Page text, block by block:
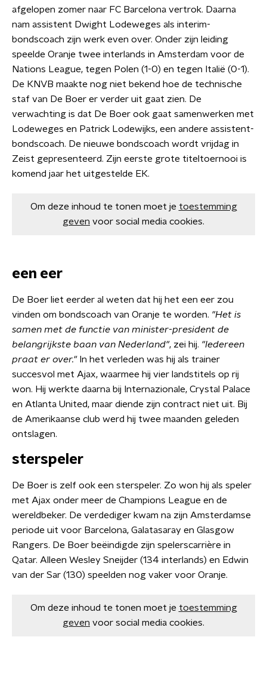
afgelopen zomer naar FC Barcelona vertrok. Daarna
nam assistent Dwight Lodeweges als interim-
bondscoach zijn werk even over. Onder zijn leiding
speelde Oranje twee interlands in Amsterdam voor de
Nations League, tegen Polen (1-0) en tegen Italië (0-1).
De KNVB maakte nog niet bekend hoe de technische
staf van De Boer er verder uit gaat zien. De
verwachting is dat De Boer ook gaat samenwerken met
Lodeweges en Patrick Lodewijks, een andere assistent-
bondscoach. De nieuwe bondscoach wordt vrijdag in
Zeist gepresenteerd. Zijn eerste grote titeltoernooi is
komend jaar het uitgestelde EK.
Om deze inhoud te tonen moet je toestemming
geven voor social media cookies.
een eer
De Boer liet eerder al weten dat hij het een eer zou
vinden om bondscoach van Oranje te worden. "Het is
samen met de functie van minister-president de
belangrijkste baan van Nederland", zei hij. "Iedereen
praat er over." In het verleden was hij als trainer
succesvol met Ajax, waarmee hij vier landstitels op rij
won. Hij werkte daarna bij Internazionale, Crystal Palace
en Atlanta United, maar diende zijn contract niet uit. Bij
de Amerikaanse club werd hij twee maanden geleden
ontslagen.
sterspeler
De Boer is zelf ook een sterspeler. Zo won hij als speler
met Ajax onder meer de Champions League en de
wereldbeker. De verdediger kwam na zijn Amsterdamse
periode uit voor Barcelona, Galatasaray en Glasgow
Rangers. De Boer beëindigde zijn spelerscarrière in
Qatar. Alleen Wesley Sneijder (134 interlands) en Edwin
van der Sar (130) speelden nog vaker voor Oranje.
Om deze inhoud te tonen moet je toestemming
geven voor social media cookies.